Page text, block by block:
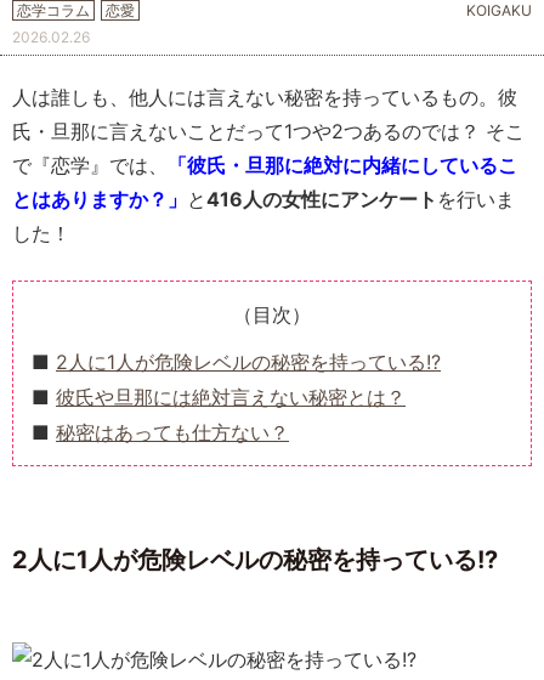
恋学コラム 恋愛
KOIGAKU
2026.02.26
人は誰しも、他人には言えない秘密を持っているもの。彼
氏・旦那に言えないことだって1つや2つあるのでは？ そこ
で『恋学』では、
「彼氏・旦那に絶対に内緒にしているこ
とはありますか？」 と416人の女性にアンケート を行いま
した！
（目次）
2人に1人が危険レベルの秘密を持っている!?
彼氏や旦那には絶対言えない秘密とは？
秘密はあっても仕方ない？
2人に1人が危険レベルの秘密を持っている!?